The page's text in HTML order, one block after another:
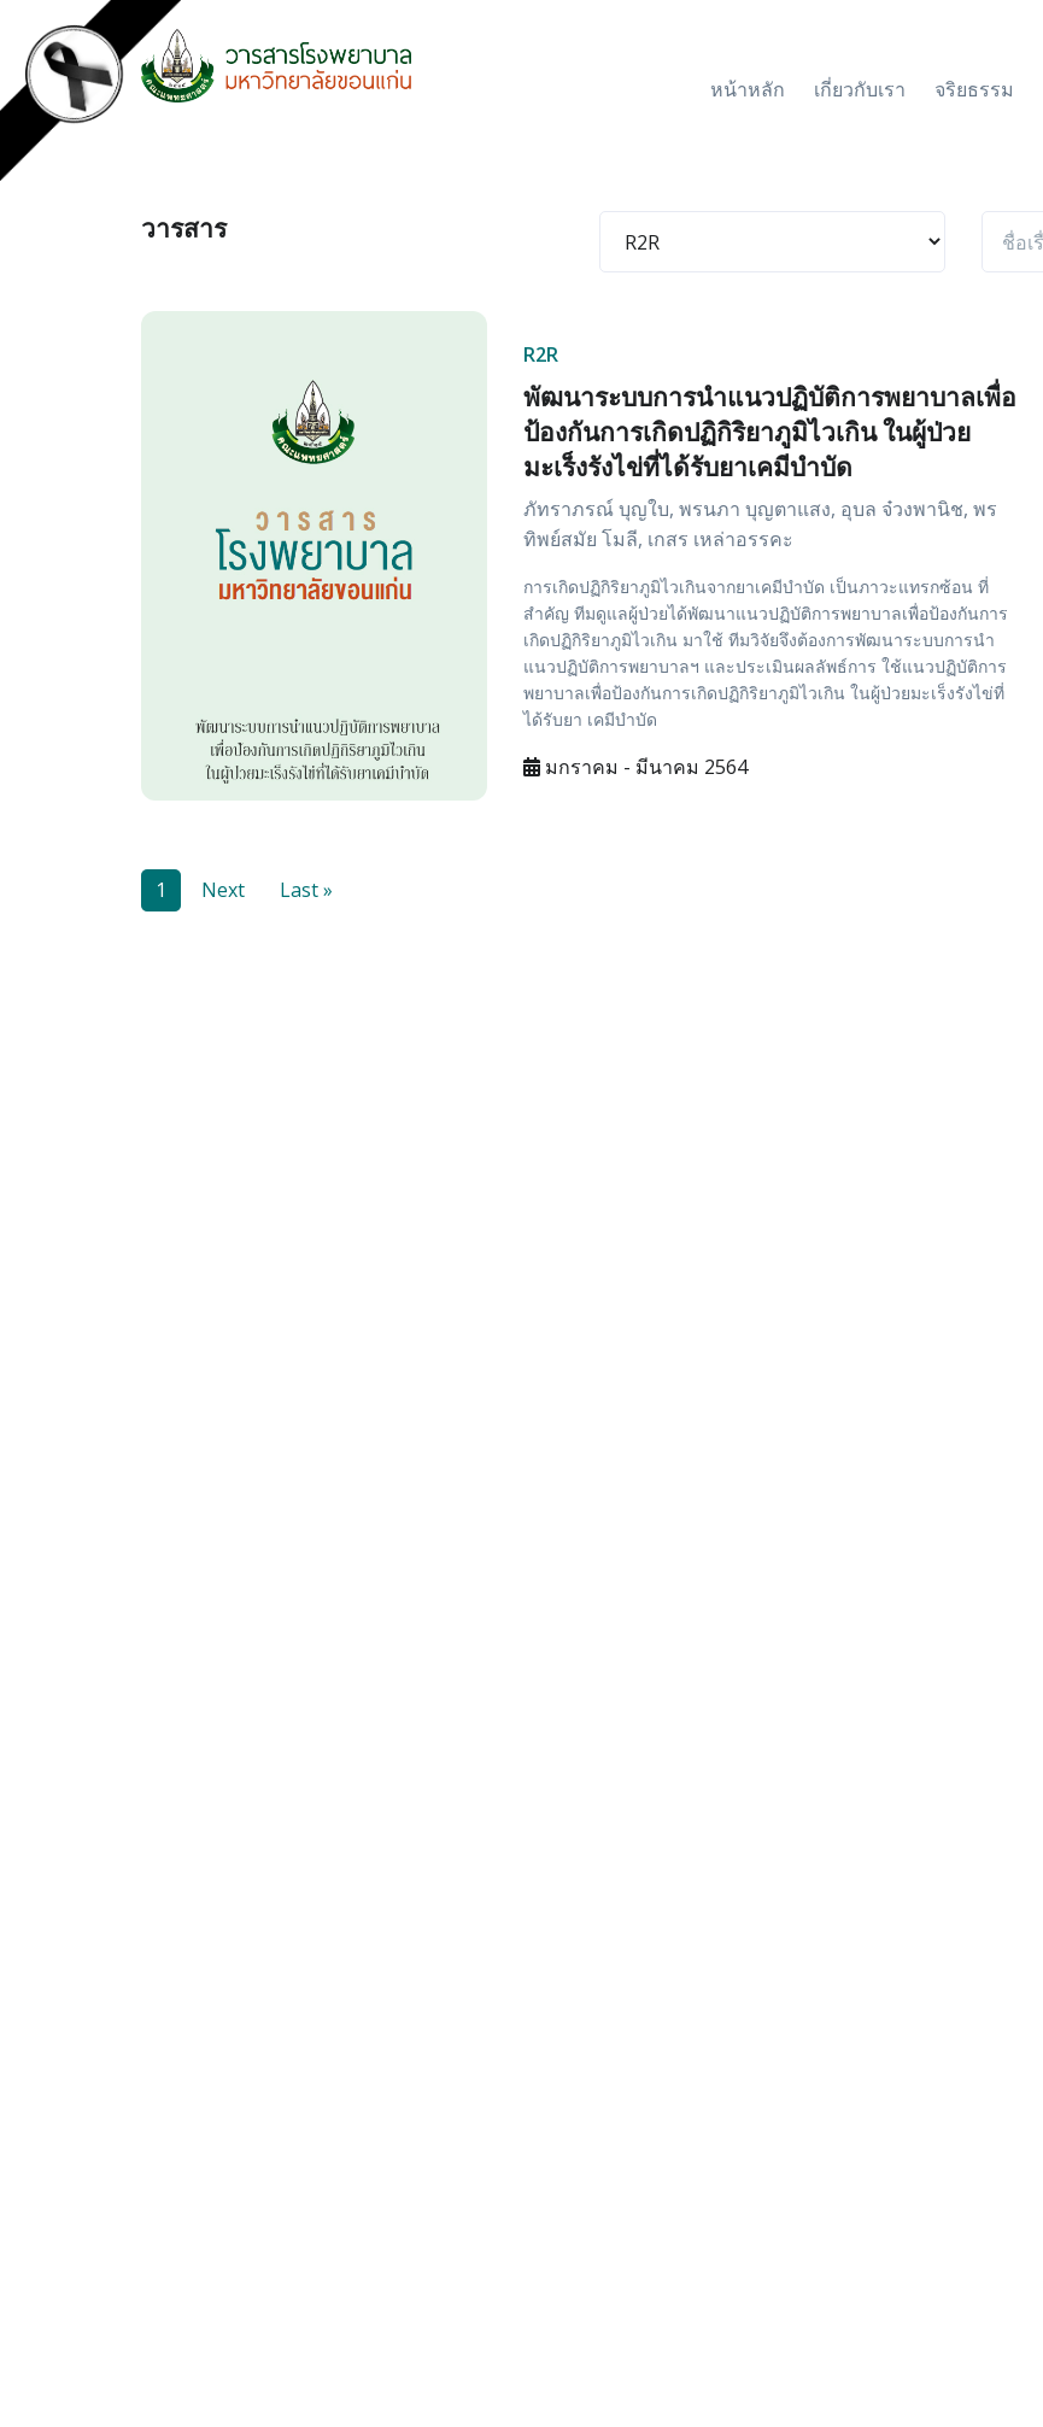
หน้าหลัก เกี่ยวกับเรา จริยธรรม
วารสาร
R2R
พัฒนาระบบการนำแนวปฏิบัติการพยาบาลเพื่อ
ป้องกันการเกิดปฏิกิริยาภูมิไวเกิน ในผู้ป่วย
มะเร็งรังไข่ที่ได้รับยาเคมีบำบัด
ภัทราภรณ์ บุญใบ, พรนภา บุญตาแสง, อุบล จ๋วงพานิช, พร
ทิพย์สมัย โมลี, เกสร เหล่าอรรคะ
การเกิดปฏิกิริยาภูมิไวเกินจากยาเคมีบำบัด เป็นภาวะแทรกซ้อน ที่
สำคัญ ทีมดูแลผู้ป่วยได้พัฒนาแนวปฏิบัติการพยาบาลเพื่อป้องกันการ
เกิดปฏิกิริยาภูมิไวเกิน มาใช้ ทีมวิจัยจึงต้องการพัฒนาระบบการนำ
แนวปฏิบัติการพยาบาลฯ และประเมินผลลัพธ์การ ใช้แนวปฏิบัติการ
พยาบาลเพื่อป้องกันการเกิดปฏิกิริยาภูมิไวเกิน ในผู้ป่วยมะเร็งรังไข่ที่
ได้รับยา เคมีบำบัด
มกราคม - มีนาคม 2564
1 Next Last »